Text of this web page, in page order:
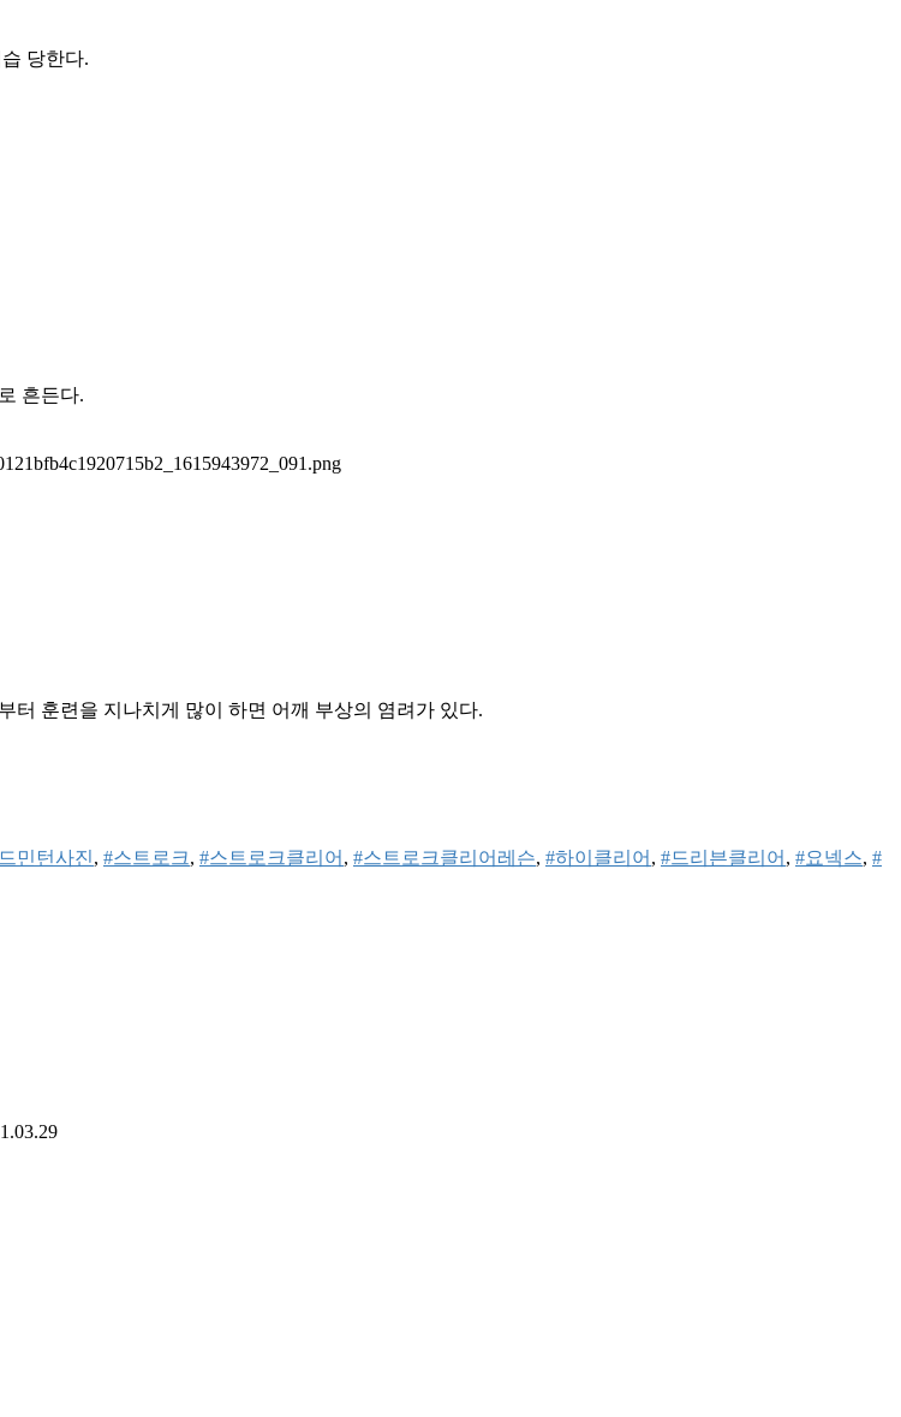
당한다.
흔든다.
훈련을 지나치게 많이 하면 어깨 부상의 염려가 있다.
민턴사진, #스트로크, #스트로크클리어 , #스트로크클리어레슨, #하이클리어 , #드리븐클리어 , #요넥스, #